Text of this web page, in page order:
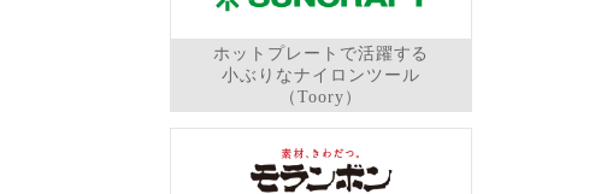
ホットプレートで活躍する
小ぶりなナイロンツール
（Toory）